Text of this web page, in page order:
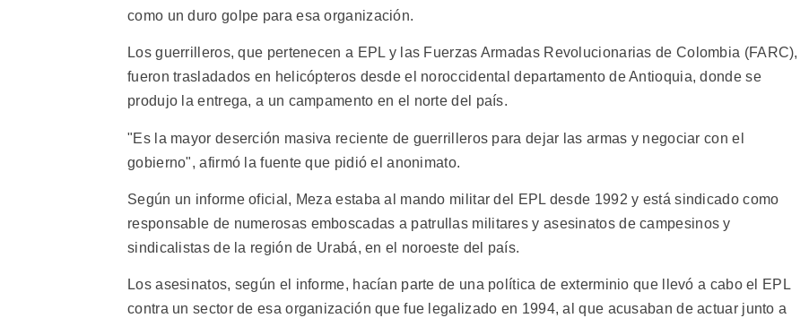
como un duro golpe para esa organización.
Los guerrilleros, que pertenecen a EPL y las Fuerzas Armadas Revolucionarias de Colombia (FARC),
fueron trasladados en helicópteros desde el noroccidental departamento de Antioquia, donde se
produjo la entrega, a un campamento en el norte del país.
"Es la mayor deserción masiva reciente de guerrilleros para dejar las armas y negociar con el
gobierno", afirmó la fuente que pidió el anonimato.
Según un informe oficial, Meza estaba al mando militar del EPL desde 1992 y está sindicado como
responsable de numerosas emboscadas a patrullas militares y asesinatos de campesinos y
sindicalistas de la región de Urabá, en el noroeste del país.
Los asesinatos, según el informe, hacían parte de una política de exterminio que llevó a cabo el EPL
contra un sector de esa organización que fue legalizado en 1994, al que acusaban de actuar junto a